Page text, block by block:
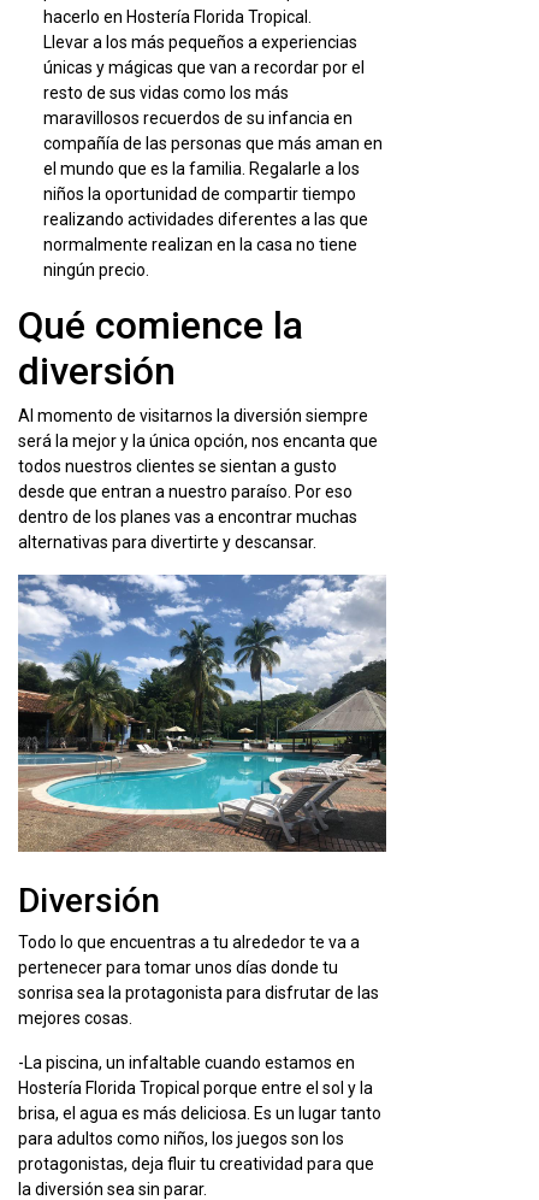
hacerlo en Hostería Florida Tropical.
Llevar a los más pequeños a experiencias
únicas y mágicas que van a recordar por el
resto de sus vidas como los más
maravillosos recuerdos de su infancia en
compañía de las personas que más aman en
el mundo que es la familia. Regalarle a los
niños la oportunidad de compartir tiempo
realizando actividades diferentes a las que
normalmente realizan en la casa no tiene
ningún precio.
Qué comience la
diversión
Al momento de visitarnos la diversión siempre
será la mejor y la única opción, nos encanta que
todos nuestros clientes se sientan a gusto
desde que entran a nuestro paraíso. Por eso
dentro de los planes vas a encontrar muchas
alternativas para divertirte y descansar.
Diversión
Todo lo que encuentras a tu alrededor te va a
pertenecer para tomar unos días donde tu
sonrisa sea la protagonista para disfrutar de las
mejores cosas.
-La piscina, un infaltable cuando estamos en
Hostería Florida Tropical porque entre el sol y la
brisa, el agua es más deliciosa. Es un lugar tanto
para adultos como niños, los juegos son los
protagonistas, deja fluir tu creatividad para que
la diversión sea sin parar.